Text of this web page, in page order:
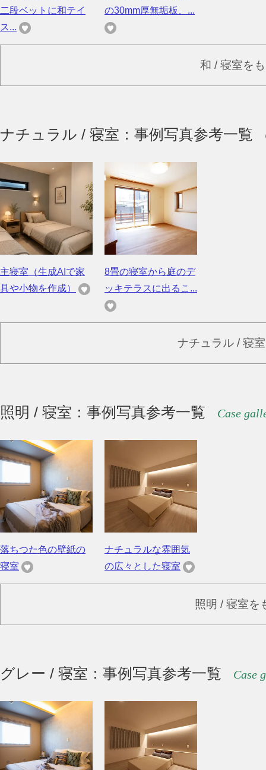
二段ベットに和テイ
ス...
の30mm厚無垢板、...
和 / 寝室を
ナチュラル / 寝室：事例写真参考一覧
主寝室（生成AIで家
具や小物を作成）
8畳の寝室から庭のデ
ッキテラスに出るこ...
ナチュラル / 寝
照明 / 寝室：事例写真参考一覧 Case
落ちつた色の壁紙の
寝室
ナチュラルな雰囲気
の広々とした寝室
照明 / 寝室を
グレー / 寝室：事例写真参考一覧 Case